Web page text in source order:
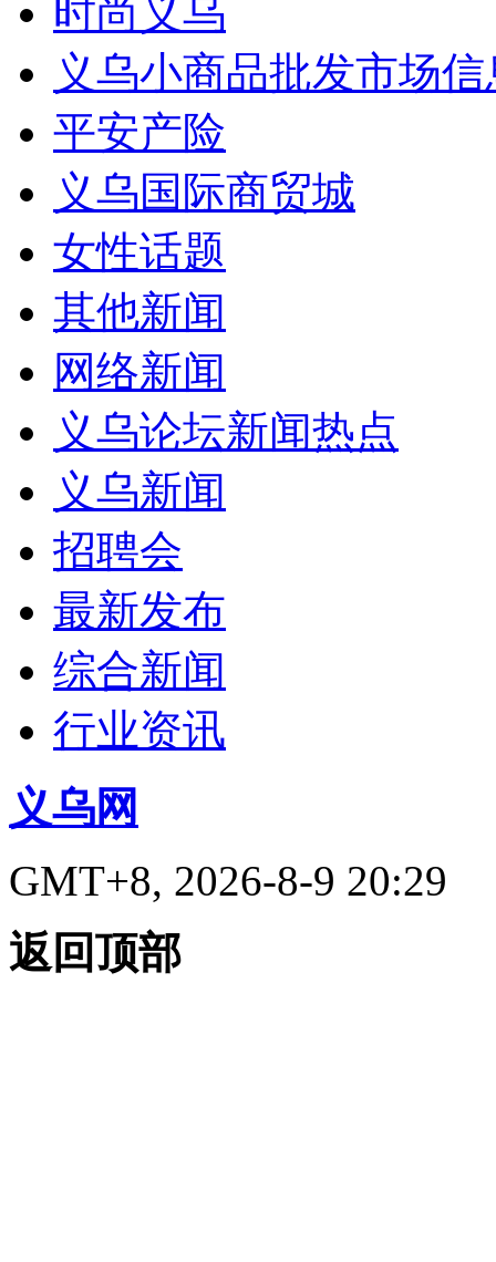
时尚义乌
义乌小商品批发市场
平安产险
义乌国际商贸城
女性话题
其他新闻
网络新闻
义乌论坛新闻热点
义乌新闻
招聘会
最新发布
综合新闻
行业资讯
义乌网
GMT+8, 2026-8-9 20:29
返回顶部